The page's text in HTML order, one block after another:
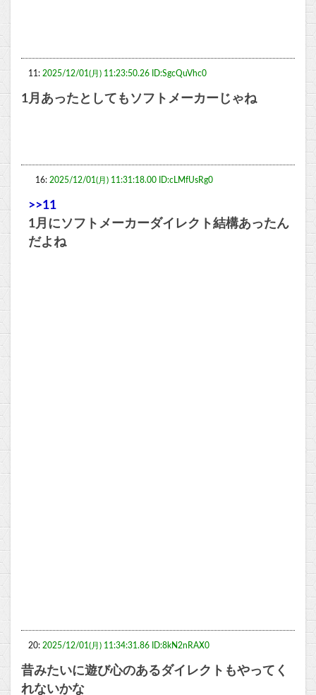
11: 2025/12/01(月) 11:23:50.26 ID:SgcQuVhc0
1月あったとしてもソフトメーカーじゃね
16: 2025/12/01(月) 11:31:18.00 ID:cLMfUsRg0
>>11
1月にソフトメーカーダイレクト結構あったん
だよね
20: 2025/12/01(月) 11:34:31.86 ID:8kN2nRAX0
昔みたいに遊び心のあるダイレクトもやってく
れないかな